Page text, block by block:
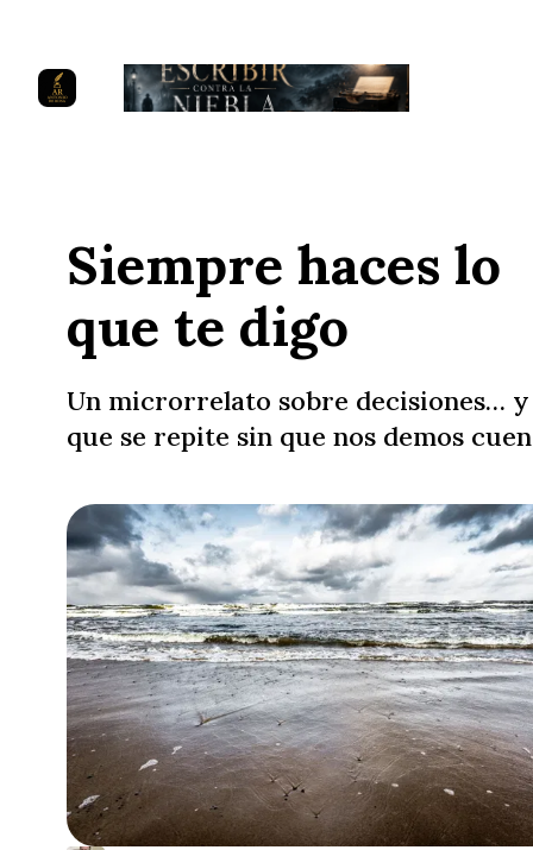
Siempre haces lo
que te digo
Un microrrelato sobre decisiones…
que se repite sin que nos demos